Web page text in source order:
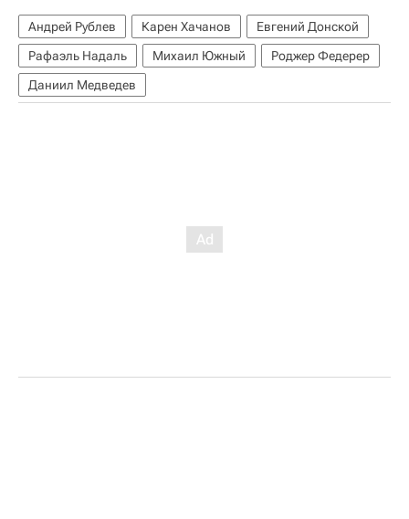
Андрей Рублев Карен Хачанов
Евгений Донской
Рафаэль Надаль
Михаил Южный
Роджер Федерер
Даниил Медведев